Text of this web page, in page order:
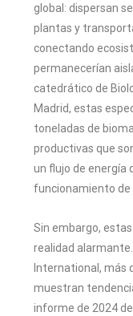
global: dispersan
plantas y
conectando
permanecerían
catedrático de
Madrid, estas
toneladas de
productivas que
un flujo de energía
funcionamiento de
Sin embargo,
realidad
International, más
muestran
informe de 2024